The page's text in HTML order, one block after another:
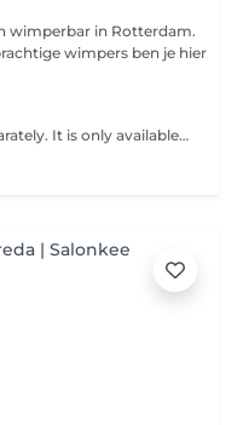
wimperbar in Rotterdam.
wimpers ben je hier
This service cannot be booked separately. It is only available in combination with a nail service. Enhance your nails with custom designs, from subtle accents to bold, intricate art. We create looks that suit your style and any occasion!